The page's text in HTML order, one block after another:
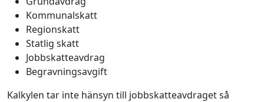
Kommunalskatt
Regionskatt
Statlig skatt
Jobbskatteavdrag
Begravningsavgift
Kalkylen tar inte hänsyn till jobbskatteavdraget så